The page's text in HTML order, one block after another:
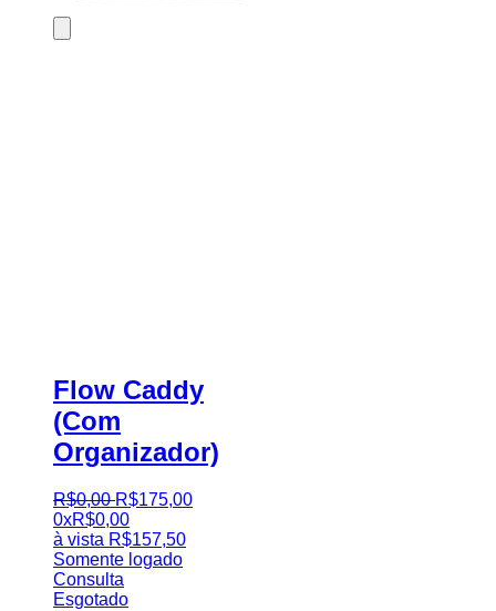
Flow Caddy
(Com
Organizador)
R$0,00 R$175,00
0xR$0,00
à vista R$157,50
Somente logado
Consulta
Esgotado